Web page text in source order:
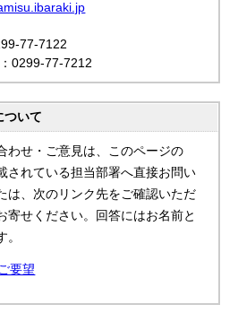
77-7122
0299-77-7212
ついて
わせ・ご意見は、このページの
されている担当部署へ直接お問い
は、次のリンク先をご確認いただ
寄せください。回答にはお名前と
。
要望